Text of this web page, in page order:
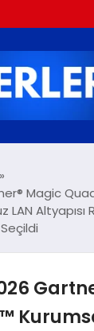
Magic
LAN Altyapısı